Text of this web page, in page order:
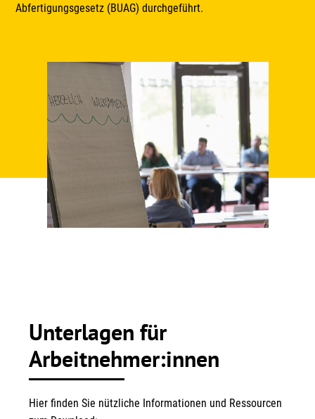
Abfertigungsgesetz (BUAG) durchgeführt.
Unterlagen für
Arbeitnehmer:innen
Hier finden Sie nützliche Informationen und Ressourcen